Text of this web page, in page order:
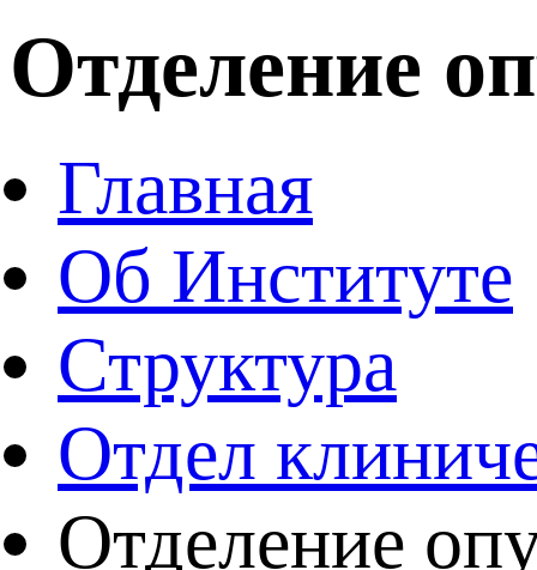
Отделение
Главная
Об Институте
Структура
Отдел
Отделение